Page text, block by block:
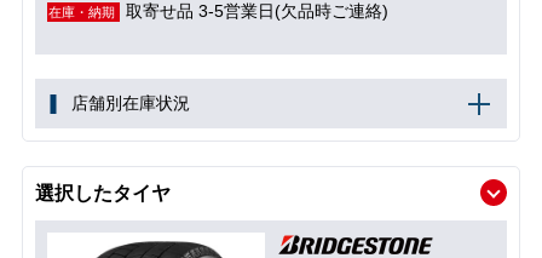
在庫・納期 取寄せ品 3-5営業日(欠品時ご連絡)
店舗別在庫状況
選択したタイヤ